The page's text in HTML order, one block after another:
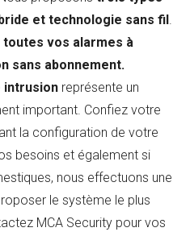
et technologie sans fil
vos alarmes à
sans abonnement.
intrusion représente un
important. Confiez votre
la configuration de votre
besoins et également si
nous effectuons une
le système le plus
MCA Security pour vos